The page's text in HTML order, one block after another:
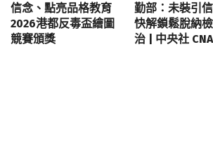
信念、點亮品格教育
2026港都反毒盃繪圖
競賽頒獎
勤部：未裝引
快解鎖鬆脫納
治 | 中央社 CNA